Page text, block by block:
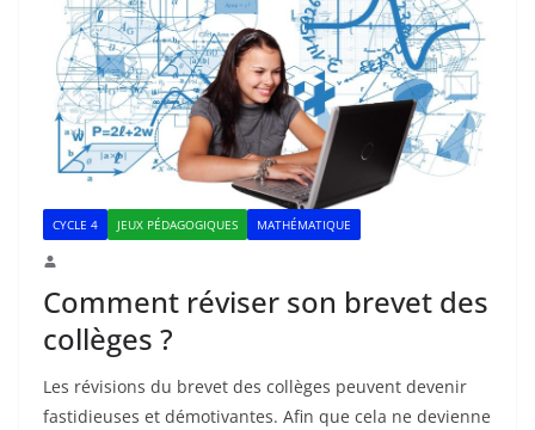
CYCLE 4 JEUX PÉDAGOGIQUES MATHÉMATIQUE
Comment réviser son brevet des
collèges ?
Les révisions du brevet des collèges peuvent devenir
fastidieuses et démotivantes. Afin que cela ne devienne